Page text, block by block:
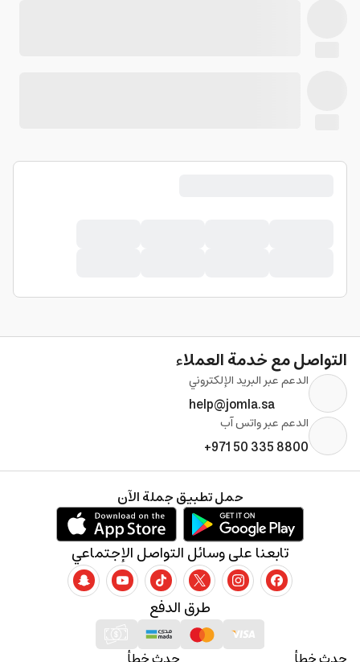
التواصل مع خدمة العملاء
الدعم عبر البريد الإلكتروني
help@jomla.sa
الدعم عبر واتس آب
+971 50 335 8800
طرق الدفع
تابعنا على وسائل التواصل الإجتماعي
حمل تطبيق جملة الآن